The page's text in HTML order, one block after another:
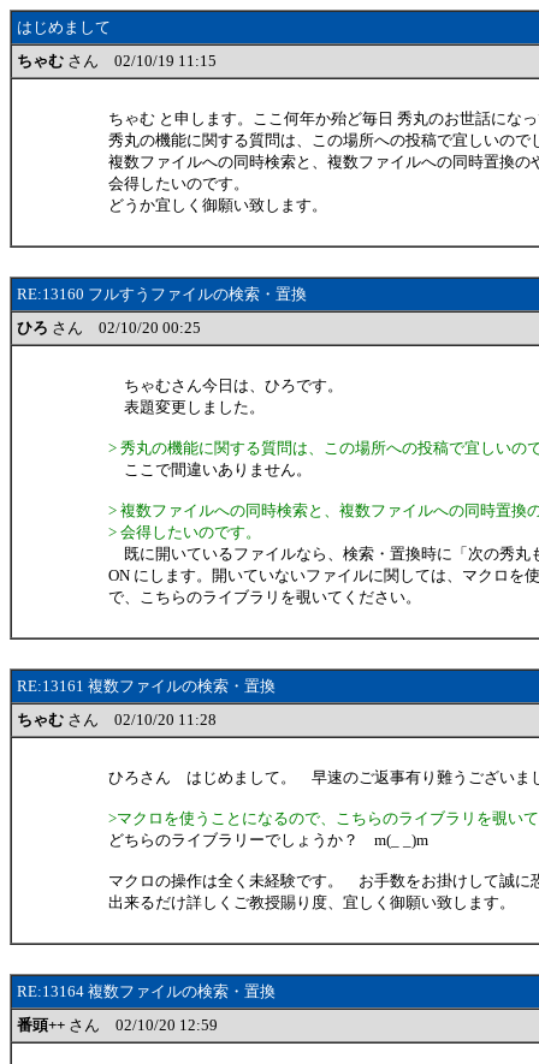
はじめまして
ちゃむ さん 02/10/19 11:15
ちゃむ と申します。ここ何年か殆ど毎日 秀丸のお世話にな
秀丸の機能に関する質問は、この場所への投稿で宜しいので
複数ファイルへの同時検索と、複数ファイルへの同時置換の
会得したいのです。
どうか宜しく御願い致します。
RE:13160 フルすうファイルの検索・置換
ひろ さん 02/10/20 00:25
ちゃむさん今日は、ひろです。
表題変更しました。
> 秀丸の機能に関する質問は、この場所への投稿で宜しいの
ここで間違いありません。
> 複数ファイルへの同時検索と、複数ファイルへの同時置換
> 会得したいのです。
既に開いているファイルなら、検索・置換時に「次の秀丸
ON にします。開いていないファイルに関しては、マクロを
で、こちらのライブラリを覗いてください。
RE:13161 複数ファイルの検索・置換
ちゃむ さん 02/10/20 11:28
ひろさん はじめまして。 早速のご返事有り難うございま
>マクロを使うことになるので、こちらのライブラリを覗い
どちらのライブラリーでしょうか？ m(_ _)m
マクロの操作は全く未経験です。 お手数をお掛けして誠に
出来るだけ詳しくご教授賜り度、宜しく御願い致します。
RE:13164 複数ファイルの検索・置換
番頭++ さん 02/10/20 12:59